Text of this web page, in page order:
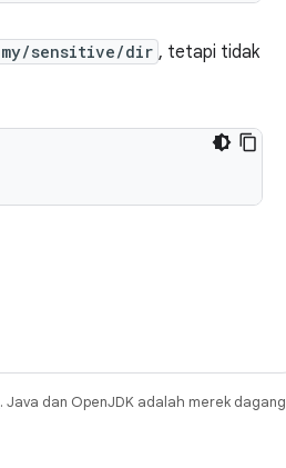
my/sensitive/dir , tetapi tidak
. Java dan OpenJDK adalah merek dagang